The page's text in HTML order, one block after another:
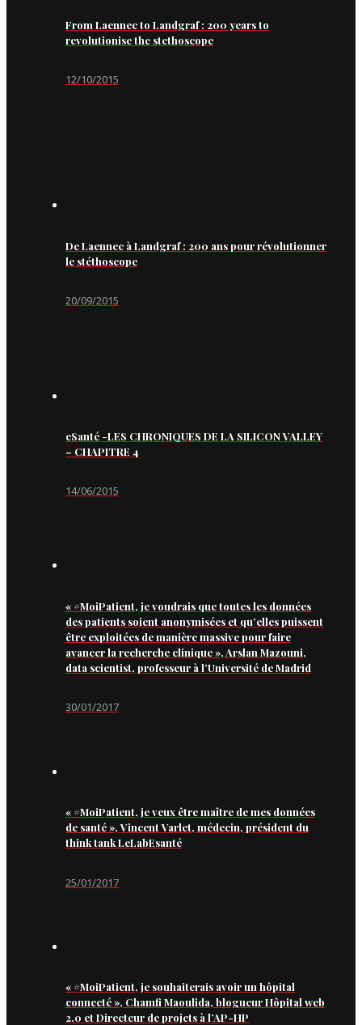
From Laennec to Landgraf : 200 years to
revolutionise the stethoscope
12/10/2015
De Laennec à Landgraf : 200 ans pour révolutionner
le stéthoscope
20/09/2015
eSanté -LES CHRONIQUES DE LA SILICON VALLEY
– CHAPITRE 4
14/06/2015
« #MoiPatient, je voudrais que toutes les données
des patients soient anonymisées et qu’elles puissent
être exploitées de manière massive pour faire
avancer la recherche clinique », Arslan Mazouni,
data scientist, professeur à l’Université de Madrid
30/01/2017
« #MoiPatient, je veux être maître de mes données
de santé », Vincent Varlet, médecin, président du
think tank LeLabEsanté
25/01/2017
« #MoiPatient, je souhaiterais avoir un hôpital
connecté », Chamfi Maoulida, blogueur Hôpital web
2.0 et Directeur de projets à l’AP-HP